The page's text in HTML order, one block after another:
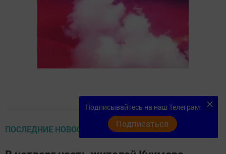
ПОСЛЕДНИЕ НОВОСТИ
Подписывайтесь на наш Телеграм
Подписаться